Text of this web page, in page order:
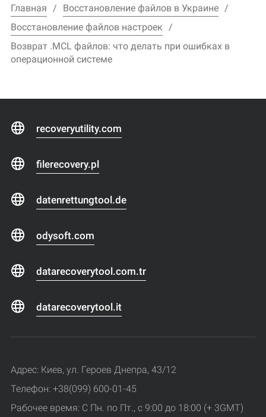
Главная
Восстановление файлов в Украине
Восстановление файлов настроек
Возврат .MCL файлов: что делать при ошибках в
операционной системе
recoveryutility.com
filerecovery.pl
datenrettungtool.de
odysoft.com
datarecoverytool.com.tr
datarecoverytool.it
Адрес: Киев, ул. Героев Днепра, 43/12
Телефон: +38(099) 600-01-45
Рабочее время: С Пн. по Пт., с 9:00 до 18:00 (+ 3GMT)